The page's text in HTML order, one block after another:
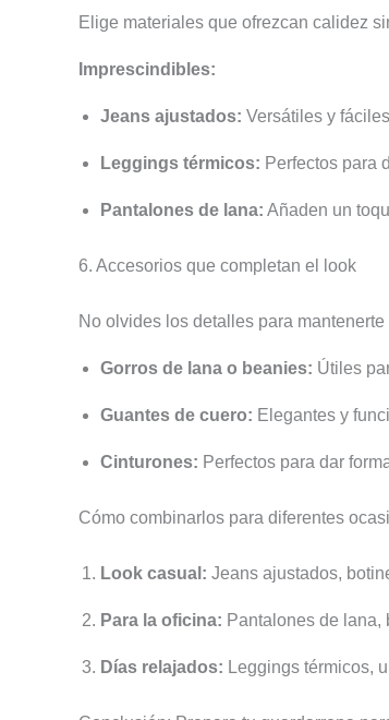
Elige materiales que ofrezcan calidez
Imprescindibles:
Jeans ajustados: Versátiles y
Leggings térmicos: Perfectos para
Pantalones de lana: Añaden un
6. Accesorios que completan el look
No olvides los detalles para
Gorros de lana o beanies: Útiles
Guantes de cuero: Elegantes y
Cinturones: Perfectos para dar
Cómo combinarlos para diferentes
Look casual: Jeans ajustados,
Para la oficina: Pantalones de lana,
Días relajados: Leggings térmicos,